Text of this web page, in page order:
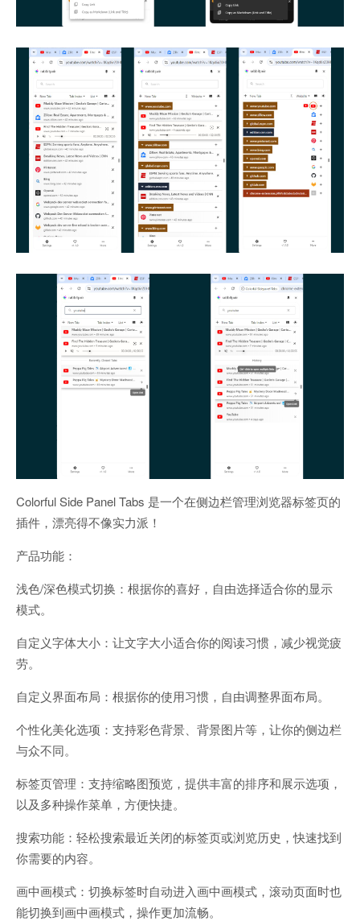
Colorful Side Panel Tabs 是一个在侧边栏管理浏览器标签页的
插件，漂亮得不像实力派！
产品功能：
浅色/深色模式切换：根据你的喜好，自由选择适合你的显示
模式。
自定义字体大小：让文字大小适合你的阅读习惯，减少视觉疲
劳。
自定义界面布局：根据你的使用习惯，自由调整界面布局。
个性化美化选项：支持彩色背景、背景图片等，让你的侧边栏
与众不同。
标签页管理：支持缩略图预览，提供丰富的排序和展示选项，
以及多种操作菜单，方便快捷。
搜索功能：轻松搜索最近关闭的标签页或浏览历史，快速找到
你需要的内容。
画中画模式：切换标签时自动进入画中画模式，滚动页面时也
能切换到画中画模式，操作更加流畅。